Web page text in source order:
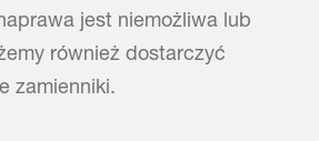
jest niemożliwa lub
również dostarczyć
zamienniki.